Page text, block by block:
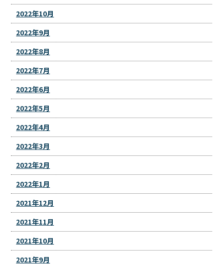
2022年10月
2022年9月
2022年8月
2022年7月
2022年6月
2022年5月
2022年4月
2022年3月
2022年2月
2022年1月
2021年12月
2021年11月
2021年10月
2021年9月